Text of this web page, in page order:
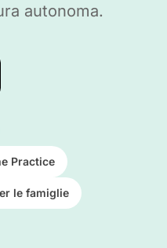
autonoma.
Practice
le famiglie